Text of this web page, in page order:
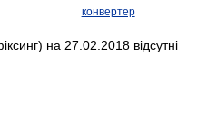
конвертер
на 27.02.2018 відсутні